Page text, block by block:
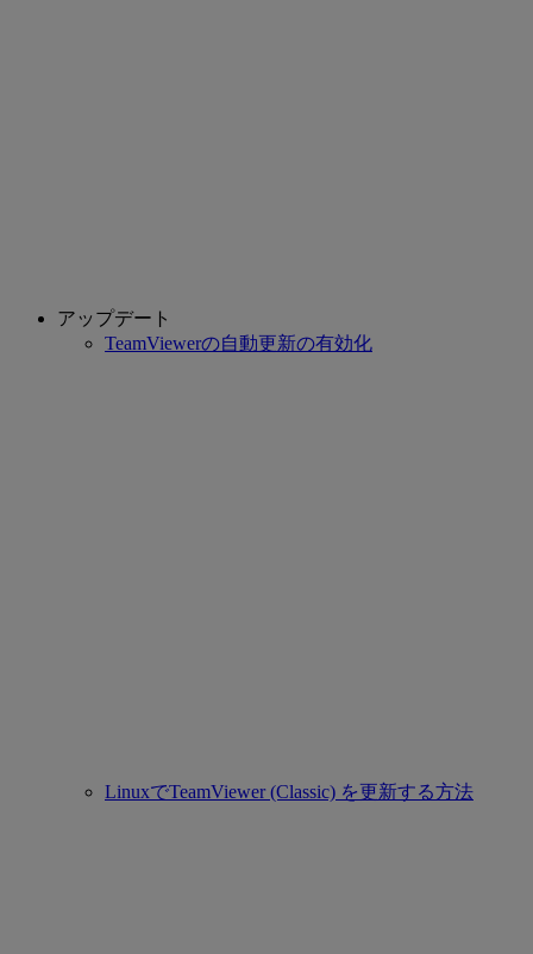
アップデート
TeamViewerの自動更新の有効化
LinuxでTeamViewer (Classic) を更新する方法